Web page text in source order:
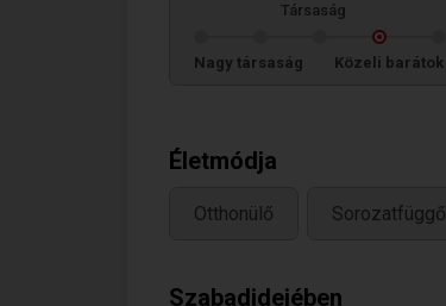
Társaság
Nagy társaság Közeli barátok
Életmódja
Otthonülő Sorozatfüggő
Szabadidejében